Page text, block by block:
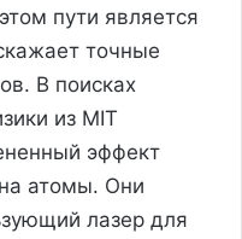
пути является
точные
В поисках
из MIT
эффект
атомы. Они
лазер для